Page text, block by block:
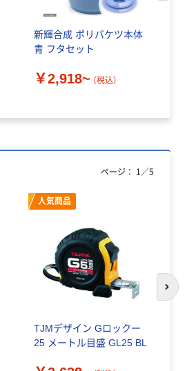
新輝合成 ポリバケツ本体
青 フタセット
￥2,918~ （税込）
人気商品
TJMデザイン Gロックー
25 メートル目盛 GL25 BL
ページ： 1 ／5
次